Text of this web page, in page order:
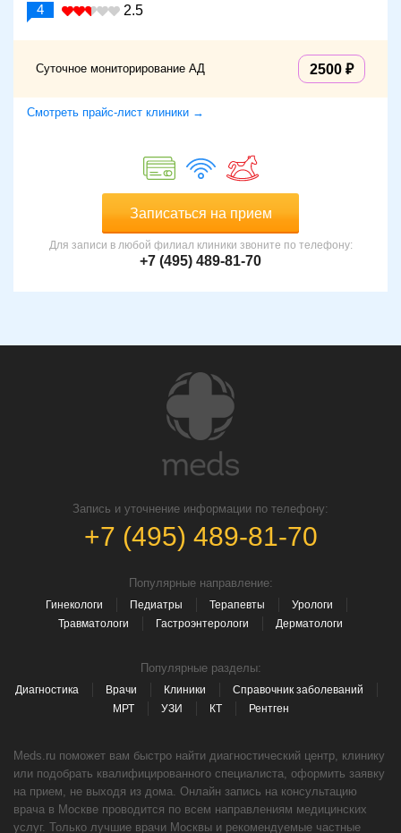
4 2.5
Суточное мониторирование АД 2500
Смотреть прайс-лист клиники →
Записаться на прием
Для записи в любой филиал клиники звоните по телефону:
+7 (495) 489-81-70
Запись и уточнение информации по телефону:
+7 (495) 489-81-70
Популярные направление:
Гинекологи Педиатры Терапевты
Урологи
Травматологи
Гастроэнтерологи Дерматологи
Популярные разделы:
Диагностика Врачи Клиники
Справочник заболеваний
МРТ
УЗИ КТ Рентген
Meds.ru поможет вам быстро найти диагностический центр, клинику
или подобрать квалифицированного специалиста, оформить заявку
на прием, не выходя из дома. Онлайн запись на консультацию
врача в Москве проводится по всем направлениям медицинских
услуг. Только лучшие врачи Москвы и рекомендуемые частные